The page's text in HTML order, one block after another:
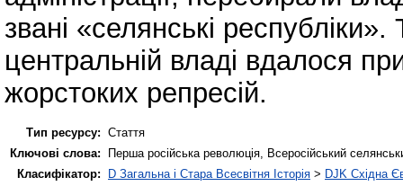
звані «селянські
центральній владі вдалося
жорстоких репресій.
Тип ресурсу: Стаття
Ключові слова:
Перша російська революція, Всеросійський
Класифікатор:
D Загальна і Стара Всесвітня Історія > DJK Східна